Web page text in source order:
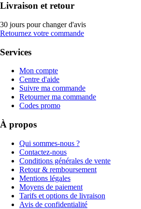
Livraison et retour
30 jours pour changer d'avis
Retournez votre commande
Services
Mon compte
Centre d'aide
Suivre ma commande
Retourner ma commande
Codes promo
À propos
Qui sommes-nous ?
Contactez-nous
Conditions générales de vente
Retour & remboursement
Mentions légales
Moyens de paiement
Tarifs et options de livraison
Avis de confidentialité